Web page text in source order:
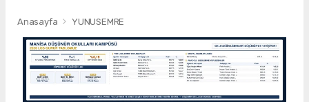
Anasayfa YUNUSEMRE